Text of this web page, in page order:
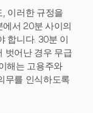
이러한 규정을
서 20분 사이의
합니다. 30분 이
벗어난 경우 무급
해는 고용주와
무를 인식하도록